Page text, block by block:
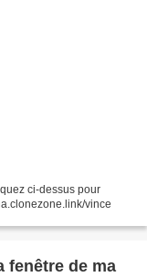
ci-dessus pour
vince
fenêtre de ma